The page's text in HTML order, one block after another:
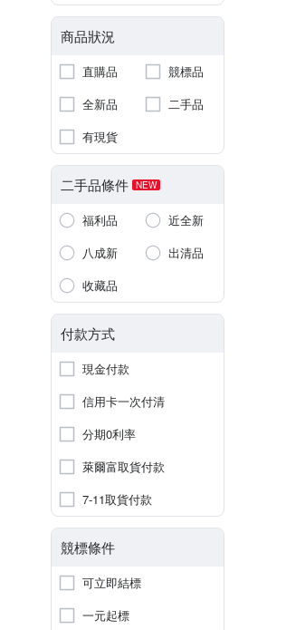
商品狀況
直購品
競標品
全新品
二手品
有現貨
二手品條件 NEW
福利品
近全新
八成新
出清品
收藏品
付款方式
現金付款
信用卡一次付清
分期0利率
萊爾富取貨付款
7-11取貨付款
競標條件
可立即結標
一元起標